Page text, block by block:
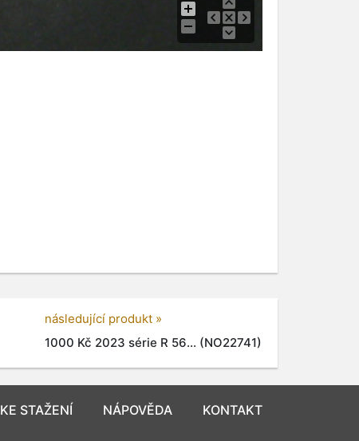
následující produkt »
1000 Kč 2023 série R 56... (NO22741)
KE STAŽENÍ NÁPOVĚDA KONTAKT